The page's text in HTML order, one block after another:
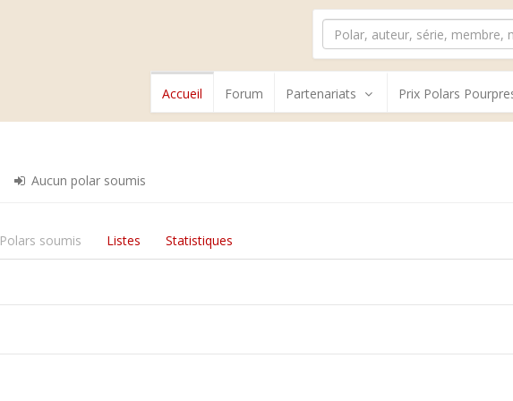
Accueil Forum Partenariats Prix Polars
Aucun polar soumis
Polars soumis Listes Statistiques